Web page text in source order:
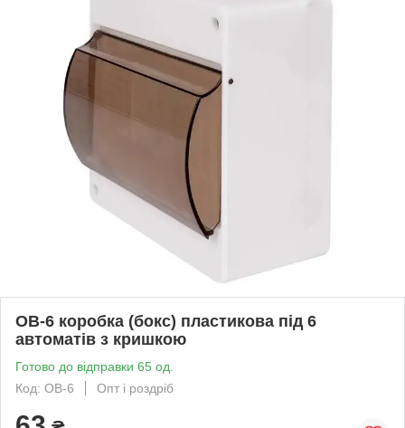
ОВ-6 коробка (бокс) пластикова під 6
автоматів з кришкою
Готово до відправки 65 од.
Код: ОВ-6
Опт і роздріб